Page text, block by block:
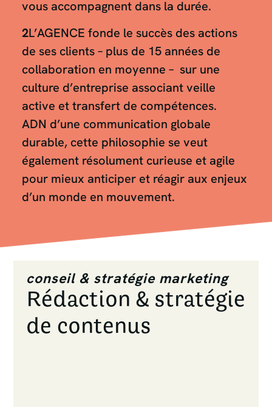
vous accompagnent dans la durée.
2L’AGENCE fonde le succès des actions
de ses clients – plus de 15 années de
collaboration en moyenne – sur une
culture d’entreprise associant veille
active et transfert de compétences.
ADN d’une communication globale
durable, cette philosophie se veut
également résolument curieuse et agile
pour mieux anticiper et réagir aux enjeux
d’un monde en mouvement.
conseil & stratégie marketing
Rédaction & stratégie
de contenus